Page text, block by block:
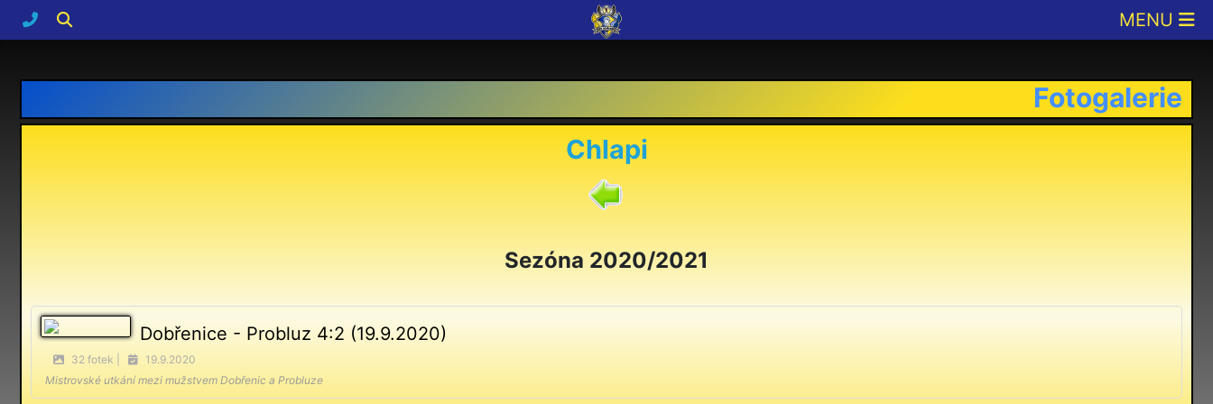
Fotogalerie
Chlapi
Sezóna 2020/2021
Dobřenice - Probluz 4:2 (19.9.2020)
32 fotek |
19.9.2020
Mistrovské utkání mezi mužstvem Dobřenic a Probluze